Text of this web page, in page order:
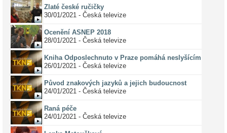
Zlaté české ručičky
30/01/2021 - Česká televize
Ocenění ASNEP 2018
28/01/2021 - Česká televize
Kniha Odposlechnuto v Praze pomáhá neslyšícím
26/01/2021 - Česká televize
Původ znakových jazyků a jejich budoucnost
24/01/2021 - Česká televize
Raná péče
24/01/2021 - Česká televize